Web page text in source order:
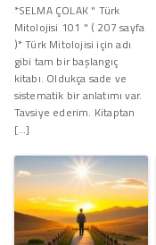
*SELMA ÇOLAK " Türk
Mitolojisi 101 " ( 207 sayfa
)* Türk Mitolojisi için adı
gibi tam bir başlangıç
kitabı. Oldukça sade ve
sistematik bir anlatımı var.
Tavsiye ederim. Kitaptan
[…]